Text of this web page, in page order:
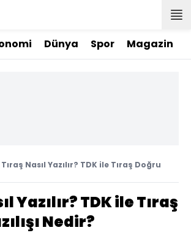
Dünya Spor Magazin
Tıraş Nasıl Yazılır? TDK ile Tıraş Doğru
Yazılır? TDK ile Tıraş
Nedir?